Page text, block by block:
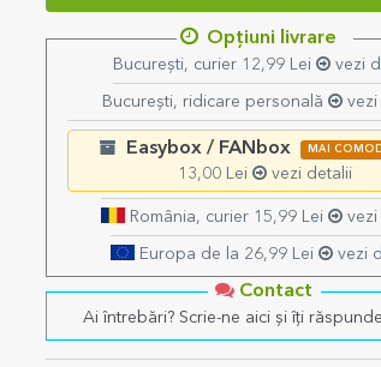
Opțiuni livrare
București, curier 12,99 Lei vezi
București, ridicare personală vezi
Easybox / FANbox MAI
13,00 Lei vezi detalii
România, curier 15,99 Lei vezi
Europa de la 26,99 Lei vezi
Contact
Ai întrebări? Scrie-ne aici și îți